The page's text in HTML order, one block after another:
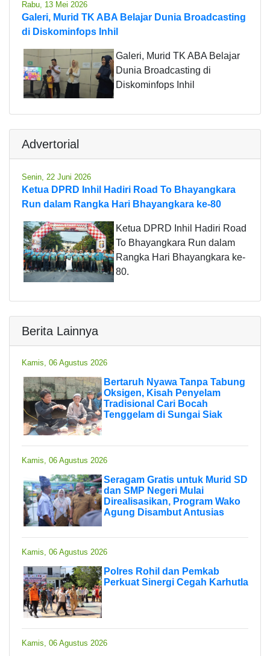
Rabu, 13 Mei 2026
Galeri, Murid TK ABA Belajar Dunia Broadcasting
di Diskominfops Inhil
Galeri, Murid TK ABA Belajar
Dunia Broadcasting di
Diskominfops Inhil
Advertorial
Senin, 22 Juni 2026
Ketua DPRD Inhil Hadiri Road To Bhayangkara
Run dalam Rangka Hari Bhayangkara ke-80
Ketua DPRD Inhil Hadiri Road
To Bhayangkara Run dalam
Rangka Hari Bhayangkara ke-
80.
Berita Lainnya
Kamis, 06 Agustus 2026
Bertaruh Nyawa Tanpa Tabung
Oksigen, Kisah Penyelam
Tradisional Cari Bocah
Tenggelam di Sungai Siak
Kamis, 06 Agustus 2026
Seragam Gratis untuk Murid SD
dan SMP Negeri Mulai
Direalisasikan, Program Wako
Agung Disambut Antusias
Kamis, 06 Agustus 2026
Polres Rohil dan Pemkab
Perkuat Sinergi Cegah Karhutla
Kamis, 06 Agustus 2026